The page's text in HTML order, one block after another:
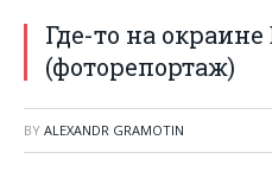
Где-то на
(фоторепортаж)
BY ALEXANDR GRAMOTIN